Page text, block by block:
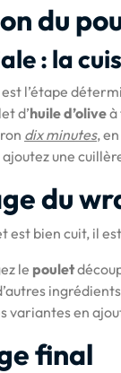
du
: la
est l’étape
d’huile d’oliveà
dix minutes,
une
du
est bien cuit, il
le poulet
variantes en
final